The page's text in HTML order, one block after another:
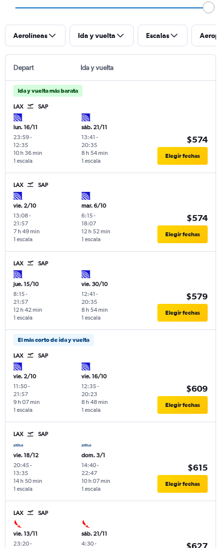
Aerolíneas Ida y vuelta Escalas
Depart Ida y vuelta
Ida y vuelta más barata
LAX SAP
lun. 16/11
23:59-
12:35
1 escala
10 h 36 min
sáb. 21/11
13:41 -
20:35
1 escala
8 h 54 min
$574
Elegir fechas
LAX SAP
vie. 2/10
13:08-
21:57
1 escala
7 h 49 min
mar. 6/10
6:15-
18:07
1 escala
12 h 52 min
$574
Elegir fechas
LAX SAP
jue. 15/10
8:15-
21:57
1 escala
12 h 42 min
vie. 30/10
12:41 -
20:35
1 escala
8 h 54 min
$579
Elegir fechas
El más corto de ida y vuelta
LAX SAP
vie. 2/10
11:50-
21:57
1 escala
9 h 07 min
vie. 16/10
12:35-
20:23
1 escala
8 h 48 min
$609
Elegir fechas
LAX SAP
vie. 18/12
20:45-
13:35
1 escala
14 h 50 min
dom. 3/1
14:40-
22:47
1 escala
10 h 07 min
$615
Elegir fechas
LAX SAP
vie. 13/11
23:20-
sáb. 21/11
4:30-
$627